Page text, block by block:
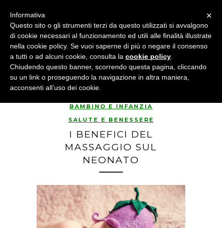
BAMBINO E INFANZIA
SALUTE E BENESSERE
I BENEFICI DEL
MASSAGGIO SUL
NEONATO
×
Informativa
Questo sito o gli strumenti terzi da questo utilizzati si avvalgono
di cookie necessari al funzionamento ed utili alle finalità illustrate
nella cookie policy. Se vuoi saperne di più o negare il consenso
a tutti o ad alcuni cookie, consulta la cookie policy
Chiudendo questo banner, scorrendo questa pagina, cliccando
su un link o proseguendo la navigazione in altra maniera,
acconsenti all’uso dei cookie.